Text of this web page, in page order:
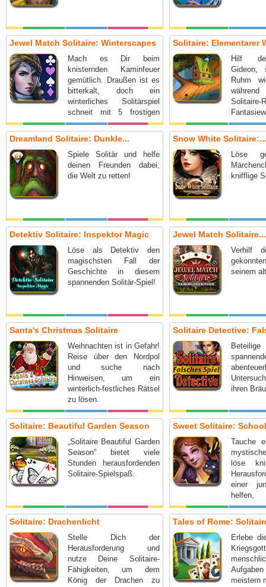
Jewel Match Solitaire: Winterscapes
Mach es Dir beim
knisternden Kaminfeuer
gemütlich. Draußen ist es
bitterkalt, doch ein
winterliches Solitärspiel
schneit mit 5 frostigen
Schauplätzen herein!
Solitaire: Elementarer
Hilf
Gideon,
Ruhm
Dreamland Solitaire: Dunkle...
Spiele Solitär und helfe
deinen Freunden dabei,
die Welt zu retten!
Snow White Solitaire:...
Löse
knifflige
Detektiv Solitaire: Inspektor Magic
Löse als Detektiv den
magischsten Fall der
Geschichte in diesem
spannenden Solitär-Spiel!
Jewel Match Solitaire...
Verhilf
seinem
Santa's Christmas Solitaire
Weihnachten ist in Gefahr!
Reise über den Nordpol
und suche nach
Hinweisen, um ein
winterlich-festliches Rätsel
zu lösen.
Solitaire Detective:
ihren
Solitaire: Beautiful Garden Season
„Solitaire Beautiful Garden
Season" bietet viele
Stunden herausfordenden
Solitaire-Spielspaß.
Sweet Solitaire:
Tauche
löse
einer
Solitaire: Drachenlicht
Stelle Dich der
Herausforderung und
nutze Deine Solitaire-
Fähigkeiten, um dem
König der Drachen zu
Tales of Rome:
Erlebe
meistern